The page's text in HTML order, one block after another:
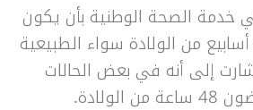
خدمة الصحة الوطنية بأن يكون
تركيب اللولب بعد 4 أسابيع من الولادة سواء الطبيعية
إلى أنه في بعض الحالات